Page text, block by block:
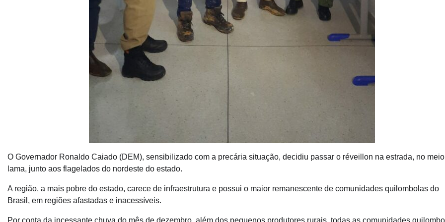
O Governador Ronaldo Caiado (DEM), sensibilizado com a precária situação, decidiu passar o réveillon na estrada, no
lama, junto aos flagelados do nordeste do estado.
A região, a mais pobre do estado, carece de infraestrutura e possui o maior remanescente de comunidades quilombolas do
Brasil, em regiões afastadas e inacessíveis.